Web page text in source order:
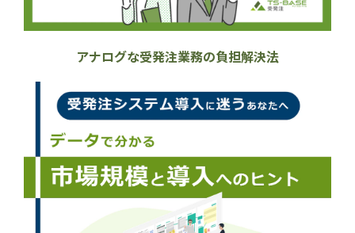
アナログな受発注業務の負担解決法